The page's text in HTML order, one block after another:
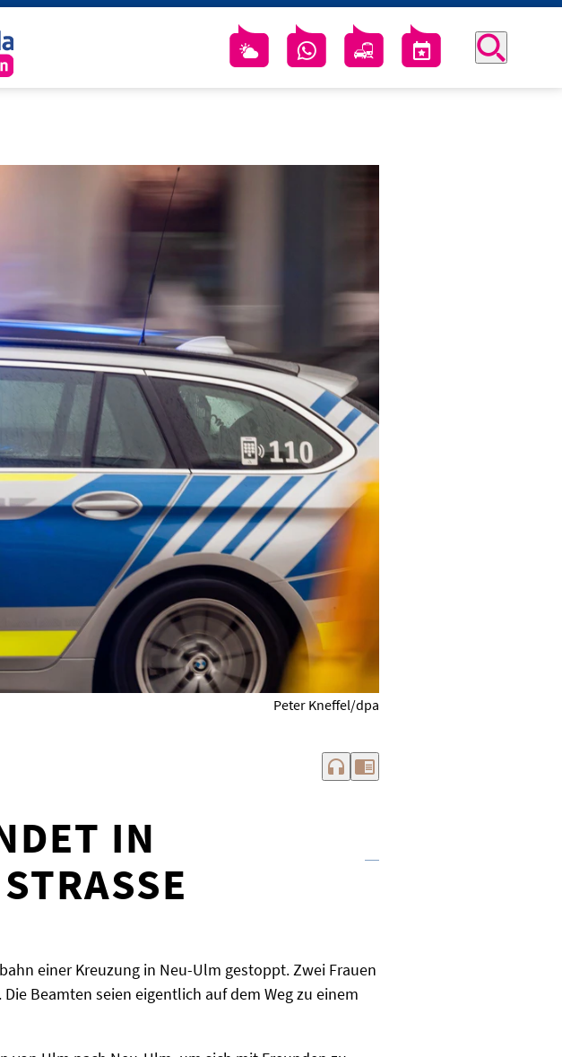
Peter Kneffel/dpa
headphones chrome_reader_mode
IN
einer Kreuzung in Neu-Ulm gestoppt. Zwei Frauen
Beamten seien eigentlich auf dem Weg zu einem